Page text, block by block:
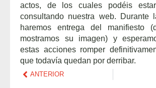
actos, de los cuales podéis
consultando nuestra web. Durante
haremos entrega del manifiesto
mostramos su imagen) y
estas acciones romper
que todavía quedan por derribar.
ANTERIOR